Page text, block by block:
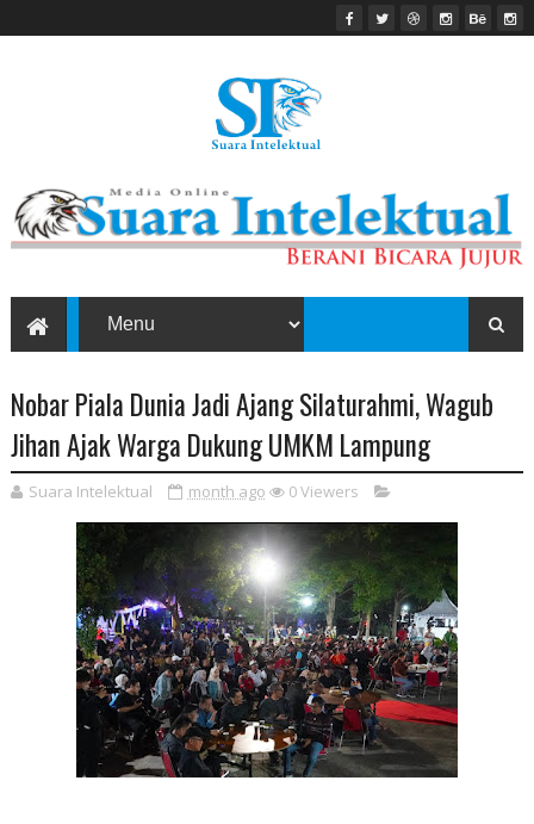
Nobar Piala Dunia Jadi Ajang Silaturahmi, Wagub
Jihan Ajak Warga Dukung UMKM Lampung
Suara Intelektual month ago 0Viewers